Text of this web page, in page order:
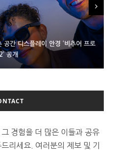
간 디스플레이 안경 ‘비추어 프로
공개
이폰18 프로세서 패키징 대기 중
스피커 준비하는 오픈AI
경험을 더 많은 이들과 공유
리세요. 여러분의 제보 및 기